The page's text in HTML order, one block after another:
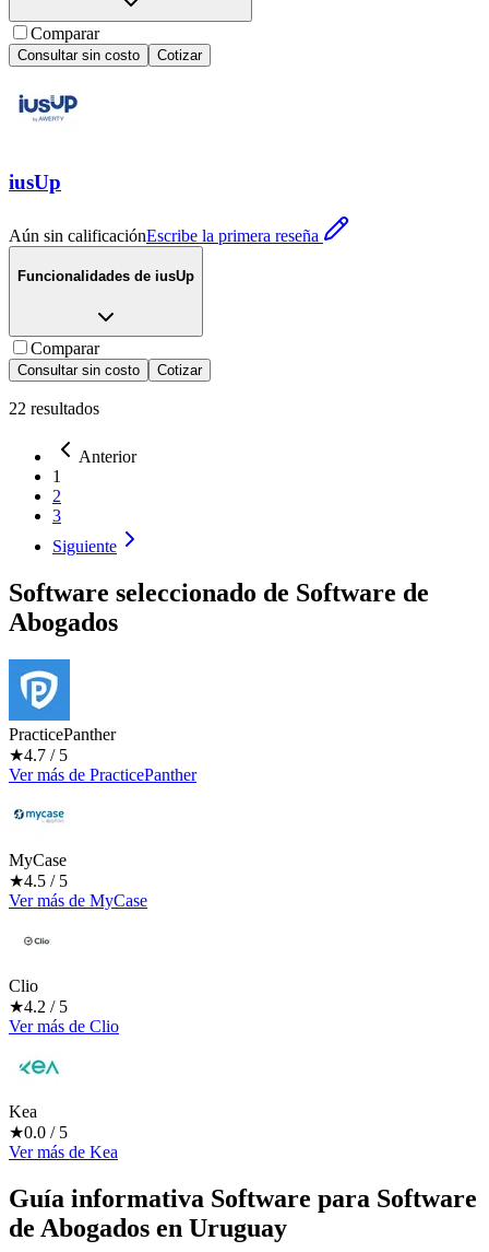
Comparar
Consultar sin costo Cotizar
iusUp
Aún sin calificaciónEscribe la primera reseña
Funcionalidades de iusUp
Comparar
Consultar sin costo Cotizar
22 resultados
Anterior
1
2
3
Siguiente
Software seleccionado de Software de
Abogados
PracticePanther
★4.7 / 5
Ver más de PracticePanther
MyCase
★4.5 / 5
Ver más de MyCase
Clio
★4.2 / 5
Ver más de Clio
Kea
★0.0 / 5
Ver más de Kea
Guía informativa Software para Software
de Abogados en Uruguay